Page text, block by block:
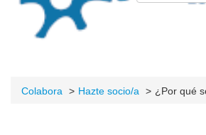
Colabora Hazte socio/a ¿Por qué